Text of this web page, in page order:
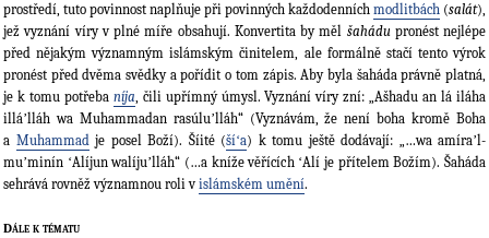
prostředí, tuto povinnost naplňuje při povinných každodenních modlitbách (salát),
jež vyznání víry v plné míře obsahují. Konvertita by měl šahádupronést nejlépe
před nějakým významným islámským činitelem, ale formálně stačí tento výrok
pronést před dvěma svědky a pořídit o tom zápis. Aby byla šaháda právně platná,
je k tomu potřeba níja, čili upřímný úmysl. Vyznání víry zní: „Ašhadu an lá iláha
illáʼlláh wa Muhammadan rasúluʼlláh“ (Vyznávám, že není boha kromě Boha
a Muhammadje posel Boží). Šíité (šíʻa) k tomu ještě dodávají: „…wa amíraʼl-
muʼminín ʻAlíjun walíjuʼlláh“ (…a kníže věřících ʻAlí je přítelem Božím). Šaháda
sehrává rovněž významnou roli v islámském umění.
Dále k tématu